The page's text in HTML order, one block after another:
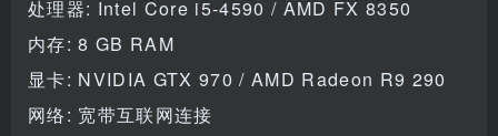
处理器: Intel Core i5-4590 / AMD FX 8350
内存: 8 GB RAM
显卡: NVIDIA GTX 970 / AMD Radeon R9 290
网络: 宽带互联网连接